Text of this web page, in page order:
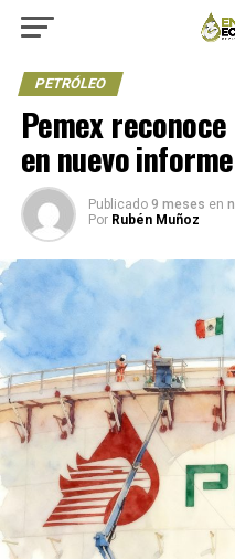
PETRÓLEO
Pemex
en nuevo informe
Publicado 9 meses en
Por Rubén Muñoz